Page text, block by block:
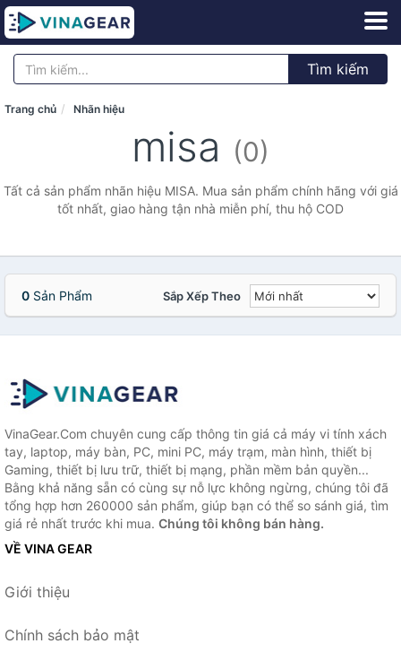
Tìm kiếm
Trang chủ Nhãn hiệu
misa (0)
Tất cả sản phẩm nhãn hiệu MISA. Mua sản phẩm chính hãng với giá
tốt nhất, giao hàng tận nhà miễn phí, thu hộ COD
0 Sản Phẩm Sắp Xếp Theo
VinaGear.Com chuyên cung cấp thông tin giá cả máy vi tính xách
tay, laptop, máy bàn, PC, mini PC, máy trạm, màn hình, thiết bị
Gaming, thiết bị lưu trữ, thiết bị mạng, phần mềm bản quyền...
Bằng khả năng sẵn có cùng sự nỗ lực không ngừng, chúng tôi đã
tổng hợp hơn 260000 sản phẩm, giúp bạn có thể so sánh giá, tìm
giá rẻ nhất trước khi mua. Chúng tôi không bán hàng.
VỀ VINA GEAR
Giới thiệu
Chính sách bảo mật